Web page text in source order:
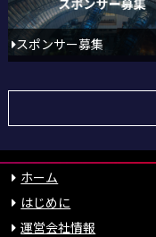
スポンサー募集
ホーム
はじめに
運営会社情報